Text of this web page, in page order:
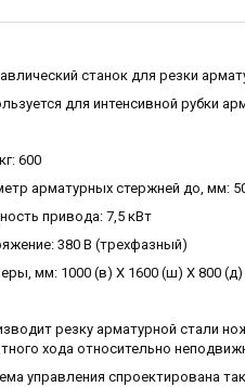
станок для резки
для интенсивной рубки
600
арматурных стержней до, мм:
привода: 7,5 кВт
380 В (трехфазный)
мм: 1000 (в) Х 1600 (ш) Х 800 (д)
резку арматурной стали
хода относительно
управления спроектирована